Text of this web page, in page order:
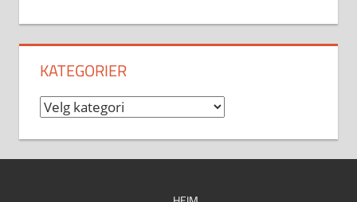
KATEGORIER
Kategorier